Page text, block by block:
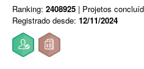
Ranking: 2408925 | Projetos
Registrado desde: 12/11/2024